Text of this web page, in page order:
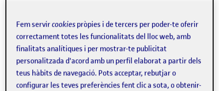
centricity), en la gestió fonamentada en evidències de les
operacions i en la gestió eficient del talent.
Aquest programa està dirigit a proporcionar al
professional de perfil empresarial casos pràctics d'ús de
Fem servircookies pròpies i de tercers per poder-te oferir
correctament totes les funcionalitats del lloc web, amb
finalitats analítiques i per mostrar-te publicitat
personalitzada d'acord amb un perfil elaborat a partir dels
teus hàbits de navegació. Pots acceptar, rebutjar o
configurar les teves preferències fent clic a sota, o obtenir-